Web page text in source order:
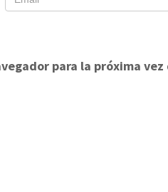
para la próxima